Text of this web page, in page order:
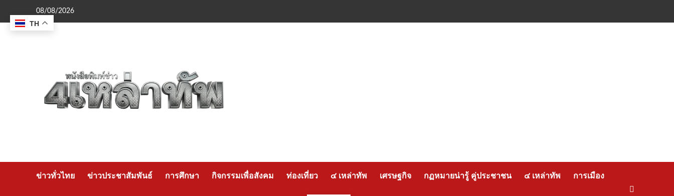
content
08/08/2026
ข่าวทั่วไทย ข่าวประชาสัมพันธ์ การศึกษา กิจกรรมเพื่อสังคม ท่องเที่ยว ๔ เหล่าทัพ เศรษฐกิจ กฏหมายน่ารู้ คู่ประชาชน ๔ เหล่าทัพ การเมือง
TH